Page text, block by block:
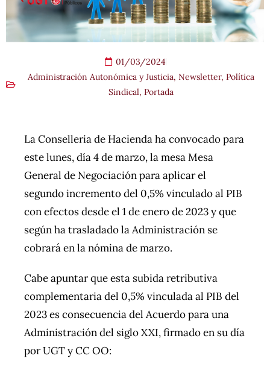
01/03/2024
Administración Autonómica y Justicia, Newsletter, Política
Sindical, Portada
La Conselleria de Hacienda ha convocado para
este lunes, día 4 de marzo, la mesa Mesa
General de Negociación para aplicar el
segundo incremento del 0,5% vinculado al PIB
con efectos desde el 1 de enero de 2023 y que
según ha trasladado la Administración se
cobrará en la nómina de marzo.
Cabe apuntar que esta subida retributiva
complementaria del 0,5% vinculada al PIB del
2023 es consecuencia del Acuerdo para una
Administración del siglo XXI, firmado en su día
por UGT y CC OO: